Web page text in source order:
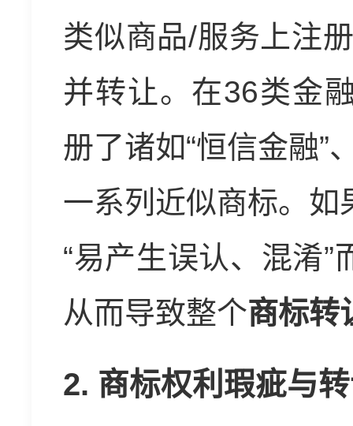
类似商品/服务上注
并转让。在36类金
册了诸如“恒信金融”
一系列近似商标。
“易产生误认、混淆
从而导致整个商标转
2. 商标权利瑕疵与